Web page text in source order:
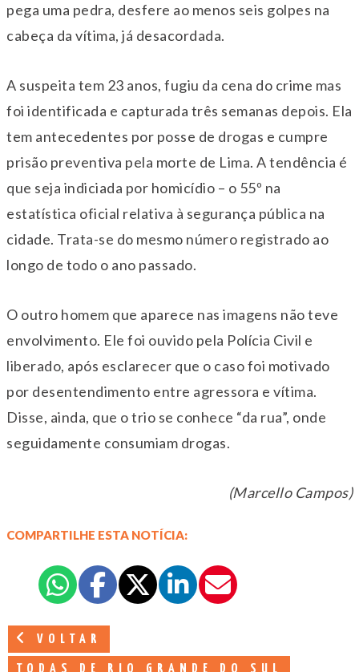
pega uma pedra, desfere ao menos seis golpes na
cabeça da vítima, já desacordada.
A suspeita tem 23 anos, fugiu da cena do crime mas
foi identificada e capturada três semanas depois. Ela
tem antecedentes por posse de drogas e cumpre
prisão preventiva pela morte de Lima. A tendência é
que seja indiciada por homicídio – o 55º na
estatística oficial relativa à segurança pública na
cidade. Trata-se do mesmo número registrado ao
longo de todo o ano passado.
O outro homem que aparece nas imagens não teve
envolvimento. Ele foi ouvido pela Polícia Civil e
liberado, após esclarecer que o caso foi motivado
por desentendimento entre agressora e vítima.
Disse, ainda, que o trio se conhece “da rua”, onde
seguidamente consumiam drogas.
(Marcello Campos)
COMPARTILHE ESTA NOTÍCIA:
VOLTAR